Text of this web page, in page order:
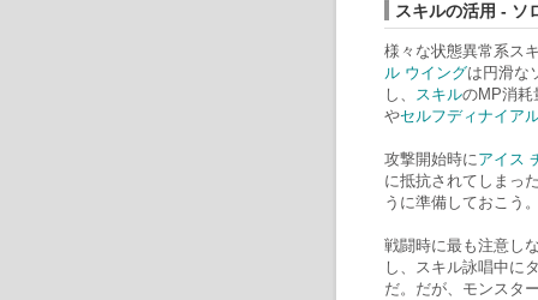
スキルの活用 - ソ
様々な状態異常系ス
ル ウイングは円滑な
し、 スキルのMP消耗
やセルフディナイア
攻撃開始時にアイス
に抵抗されてしまっ
うに準備しておこう
戦闘時に最も注意し
し、スキル詠唱中に
だ。だが、モンスタ